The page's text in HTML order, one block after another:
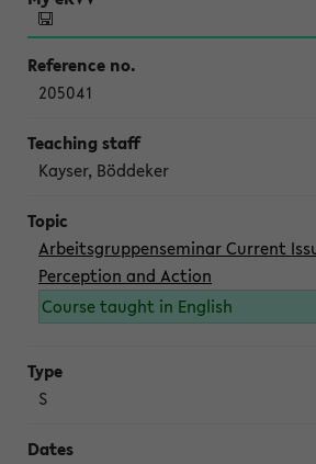
205041
Kayser, Böddeker
Arbeitsgruppenseminar Current
Perception and Action
Course taught in English
S